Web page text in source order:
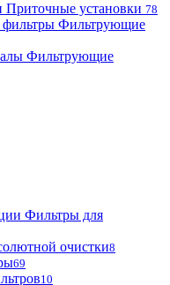
Приточные установки 78
Фильтрующие
Фильтрующие
Фильтры для
очистки8
69
10